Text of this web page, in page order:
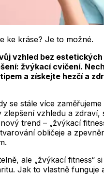
ke kráse? Je to možné.
vzhled bez
žvýkací cvičení.
a získejte hezčí a
se stále více zaměřujeme
zlepšení vzhledu a zdraví,
trend – „žvýkací
obličeje a
ale „žvýkací fitness“
Jak to vlastně funguje